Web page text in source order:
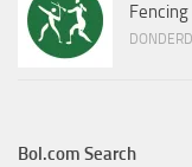
Bol.com Search